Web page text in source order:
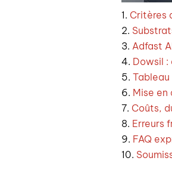
Critères
Adfast
Dowsil
Mise
Coûts,
Erreurs
FAQ